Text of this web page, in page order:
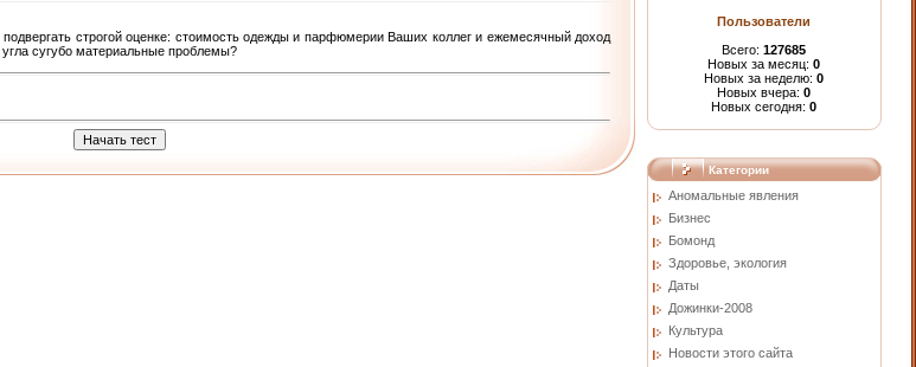
строгой оценке: стоимость одежды и парфюмерии Ваших коллег и ежемесячный доход
сугубо материальные проблемы?
Пользователи
Всего: 127685
Новых за месяц: 0
Новых за неделю: 0
Новых вчера: 0
Новых сегодня: 0
Категории
Аномальные явления
Бизнес
Бомонд
Здоровье, экология
Даты
Дожинки-2008
Культура
Новости этого сайта